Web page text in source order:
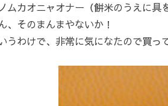
ムカオニャオナー（餅米のうえに具
、そのまんまやないか！
うわけで、非常に気になたので買っ